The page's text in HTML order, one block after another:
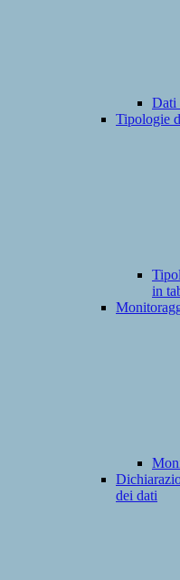
Dati
Tipologie
in
dei dati